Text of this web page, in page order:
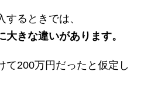
るときでは、
きな違いがあります。
て200万円だったと仮定し